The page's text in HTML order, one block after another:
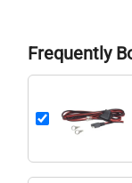
Frequently